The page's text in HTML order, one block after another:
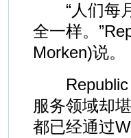
“人们每月
全一样。
Morken)说。
Republic
服务领域却
都已经通过